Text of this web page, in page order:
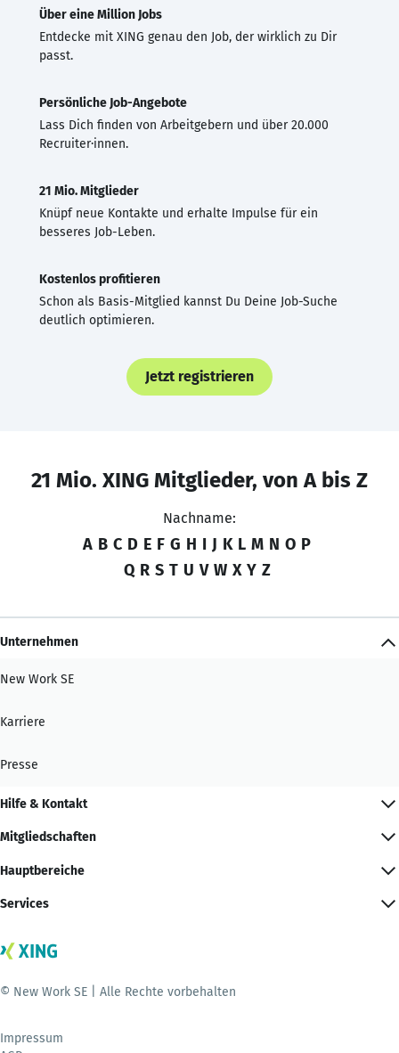
Über eine Million Jobs
Entdecke mit XING genau den Job, der wirklich zu Dir
passt.
Persönliche Job-Angebote
Lass Dich finden von Arbeitgebern und über 20.000
Recruiter·innen.
21 Mio. Mitglieder
Knüpf neue Kontakte und erhalte Impulse für ein
besseres Job-Leben.
Kostenlos profitieren
Schon als Basis-Mitglied kannst Du Deine Job-Suche
deutlich optimieren.
Jetzt registrieren
21 Mio. XING Mitglieder, von A bis Z
Nachname:
A B C D E F G H I J K L M N O P
Q R S T U V W X Y Z
Unternehmen
New Work SE
Karriere
Presse
Hilfe & Kontakt
Mitgliedschaften
Hauptbereiche
Services
© New Work SE | Alle Rechte vorbehalten
Impressum